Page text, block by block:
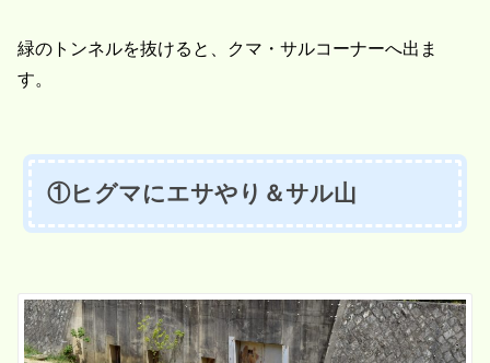
緑のトンネルを抜けると、クマ・サルコーナーへ出ま
す。
①ヒグマにエサやり＆サル山